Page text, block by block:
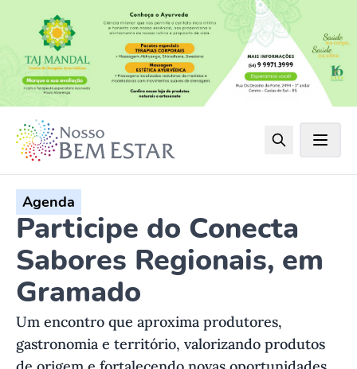
Agenda
Participe do Conecta
Sabores Regionais, em
Gramado
Um encontro que aproxima produtores,
gastronomia e território, valorizando produtos